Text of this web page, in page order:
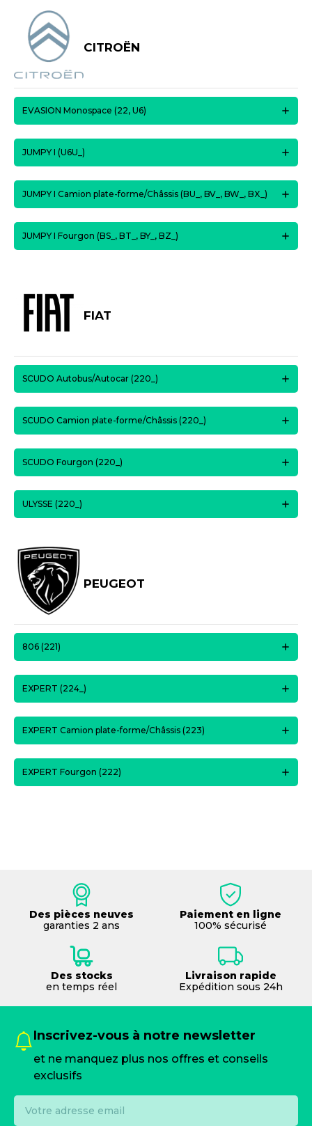
CITROËN
EVASION Monospace (22, U6)
JUMPY I (U6U_)
JUMPY I Camion plate-forme/Châssis (BU_, BV_, BW_, BX_)
JUMPY I Fourgon (BS_, BT_, BY_, BZ_)
FIAT
SCUDO Autobus/Autocar (220_)
SCUDO Camion plate-forme/Châssis (220_)
SCUDO Fourgon (220_)
ULYSSE (220_)
PEUGEOT
806 (221)
EXPERT (224_)
EXPERT Camion plate-forme/Châssis (223)
EXPERT Fourgon (222)
Des pièces neuves
garanties 2 ans
Paiement en ligne
100% sécurisé
Des stocks
en temps réel
Livraison rapide
Expédition sous 24h
Inscrivez-vous à notre newsletter
et ne manquez plus nos offres et conseils
exclusifs